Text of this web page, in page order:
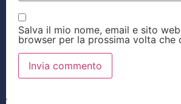
Salva il mio nome, email e sito
browser per la prossima volta che